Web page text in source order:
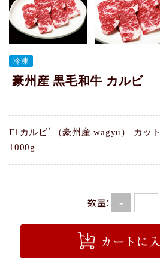
冷凍
豪州産 黒毛和牛 カルビ
F1カルビﾞ（豪州産 wagyu） カット
1000g
数量： -